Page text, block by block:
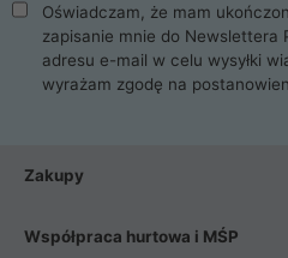
Oświadczam, że mam
zapisanie mnie do Newslettera
adresu e-mail w celu wysyłki
wyrażam zgodę na
Zakupy
Współpraca hurtowa i MŚP